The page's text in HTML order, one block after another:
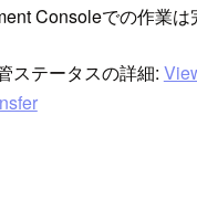
Consoleでの作業は
ステータスの詳細: